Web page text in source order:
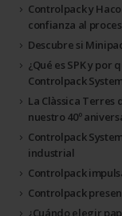
Controlpack y
confianza al
Descubre si
¿Qué es SPK y
Controlpack
La Clàssica Terres
nuestro 40º
Controlpack
industrial
Controlpack
Controlpack
¿Cuándo elegir